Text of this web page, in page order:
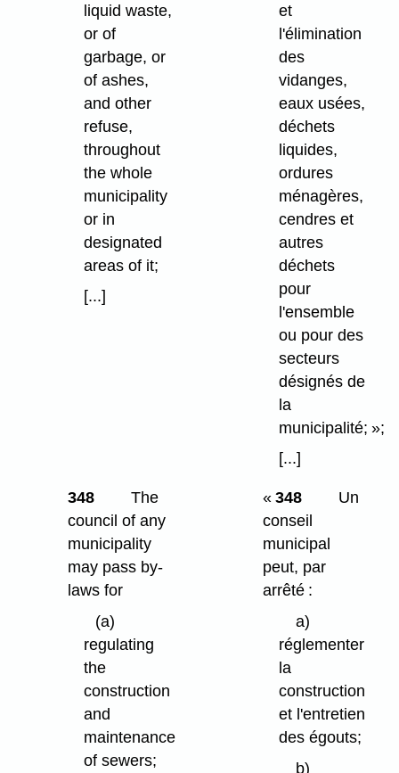
liquid waste,
or of
garbage, or
of ashes,
and other
refuse,
throughout
the whole
municipality
or in
designated
areas of it;
[...]
et
l'élimination
des
vidanges,
eaux usées,
déchets
liquides,
ordures
ménagères,
cendres et
autres
déchets
pour
l'ensemble
ou pour des
secteurs
désignés de
la
municipalité; »;
[...]
348
The
council of any
municipality
may pass by-
laws for
(a)
regulating
the
construction
and
maintenance
of sewers;
«348
Un
conseil
municipal
peut, par
arrêté :
a)
réglementer
la
construction
et l'entretien
des égouts;
b)